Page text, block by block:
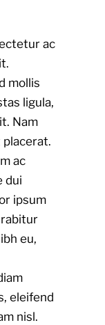
ac
mollis
ligula,
Nam
ac
dui
ipsum
eu,
eleifend
nisl.